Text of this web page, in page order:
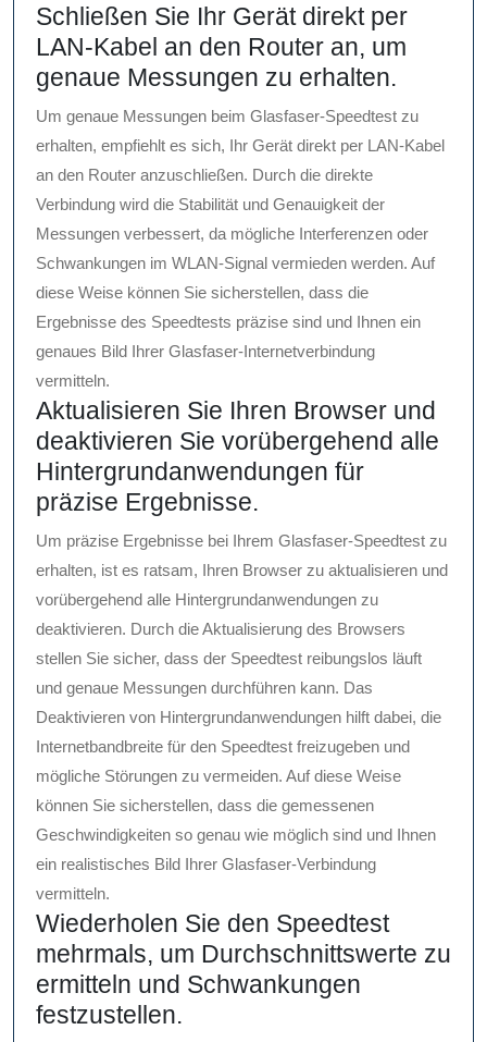
Schließen Sie Ihr Gerät direkt per
LAN-Kabel an den Router an, um
genaue Messungen zu erhalten.
Um genaue Messungen beim Glasfaser-Speedtest zu
erhalten, empfiehlt es sich, Ihr Gerät direkt per LAN-Kabel
an den Router anzuschließen. Durch die direkte
Verbindung wird die Stabilität und Genauigkeit der
Messungen verbessert, da mögliche Interferenzen oder
Schwankungen im WLAN-Signal vermieden werden. Auf
diese Weise können Sie sicherstellen, dass die
Ergebnisse des Speedtests präzise sind und Ihnen ein
genaues Bild Ihrer Glasfaser-Internetverbindung
vermitteln.
Aktualisieren Sie Ihren Browser und
deaktivieren Sie vorübergehend alle
Hintergrundanwendungen für
präzise Ergebnisse.
Um präzise Ergebnisse bei Ihrem Glasfaser-Speedtest zu
erhalten, ist es ratsam, Ihren Browser zu aktualisieren und
vorübergehend alle Hintergrundanwendungen zu
deaktivieren. Durch die Aktualisierung des Browsers
stellen Sie sicher, dass der Speedtest reibungslos läuft
und genaue Messungen durchführen kann. Das
Deaktivieren von Hintergrundanwendungen hilft dabei, die
Internetbandbreite für den Speedtest freizugeben und
mögliche Störungen zu vermeiden. Auf diese Weise
können Sie sicherstellen, dass die gemessenen
Geschwindigkeiten so genau wie möglich sind und Ihnen
ein realistisches Bild Ihrer Glasfaser-Verbindung
vermitteln.
Wiederholen Sie den Speedtest
mehrmals, um Durchschnittswerte zu
ermitteln und Schwankungen
festzustellen.